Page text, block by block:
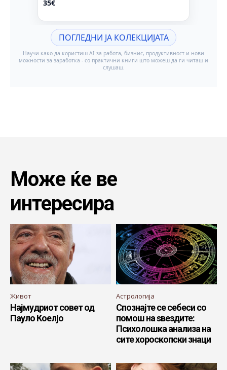
Може ќе ве
интересира
Живот
Најмудриот совет од
Пауло Коелјо
Астрологија
Спознајте се себеси со
помош на ѕвездите:
Психолошка анализа на
сите хороскопски знаци